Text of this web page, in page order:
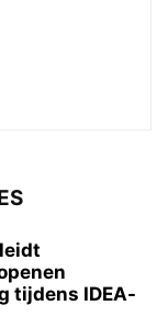
tijdens IDEA-